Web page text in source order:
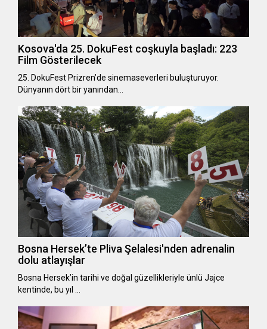
Kosova'da 25. DokuFest coşkuyla başladı: 223
Film Gösterilecek
25. DokuFest Prizren’de sinemaseverleri buluşturuyor.
Dünyanın dört bir yanından…
Bosna Hersek’te Pliva Şelalesi'nden adrenalin
dolu atlayışlar
Bosna Hersek’in tarihi ve doğal güzellikleriyle ünlü Jajce
kentinde, bu yıl …